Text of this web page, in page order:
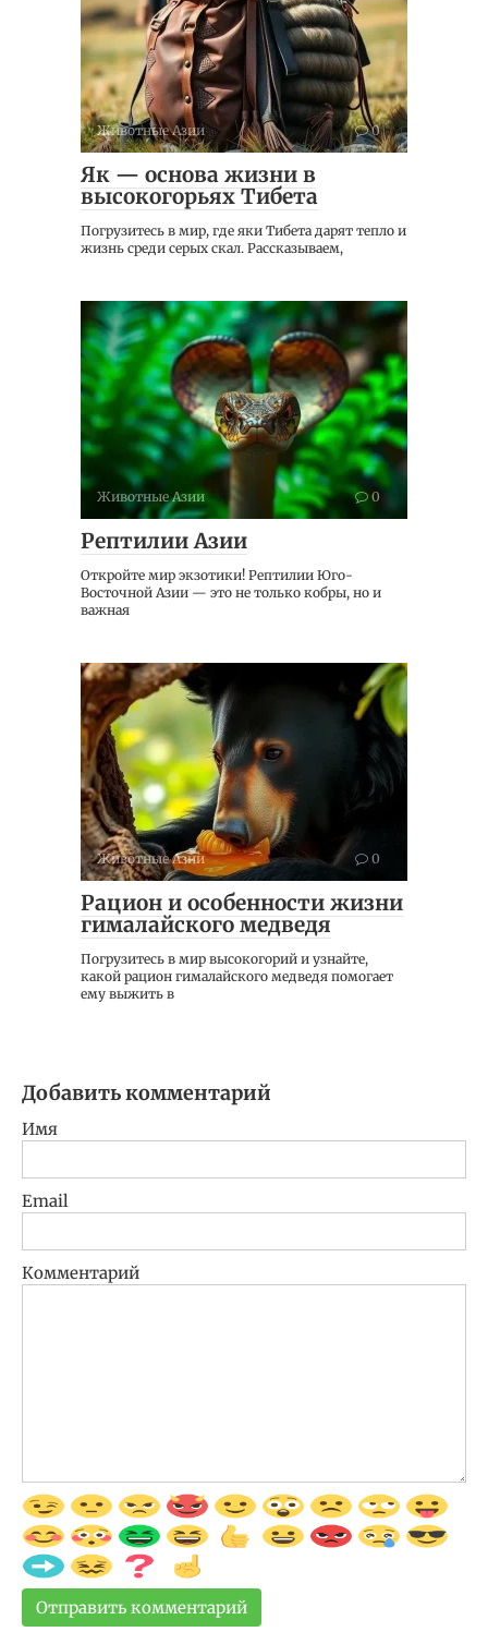
Животные Азии 0
Як — основа жизни в
высокогорьях Тибета
Погрузитесь в мир, где яки Тибета дарят тепло и
жизнь среди серых скал. Рассказываем,
Животные Азии 0
Рептилии Азии
Откройте мир экзотики! Рептилии Юго-
Восточной Азии — это не только кобры, но и
важная
Животные Азии 0
Рацион и особенности жизни
гималайского медведя
Погрузитесь в мир высокогорий и узнайте,
какой рацион гималайского медведя помогает
ему выжить в
Добавить комментарий
Имя
Email
Комментарий